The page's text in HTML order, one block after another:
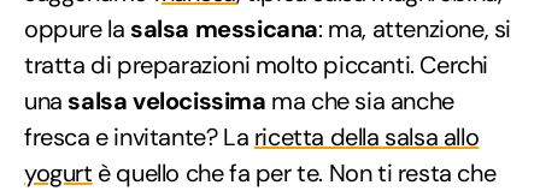
oppure la salsa messicana: ma, attenzione, si
tratta di preparazioni molto piccanti. Cerchi
una salsa velocissima ma che sia anche
fresca e invitante? La ricetta della salsa allo
yogurt è quello che fa per te. Non ti resta che